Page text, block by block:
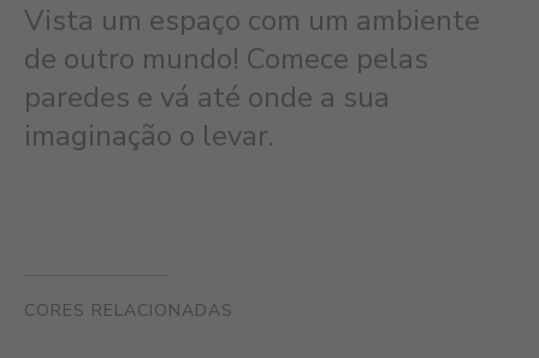
Vista um espaço com um ambiente
de outro mundo! Comece pelas
paredes e vá até onde a sua
imaginação o levar.
CORES RELACIONADAS